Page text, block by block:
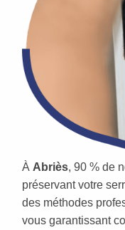
À Abriès, 90 % de
préservant votre
des méthodes
vous garantissant